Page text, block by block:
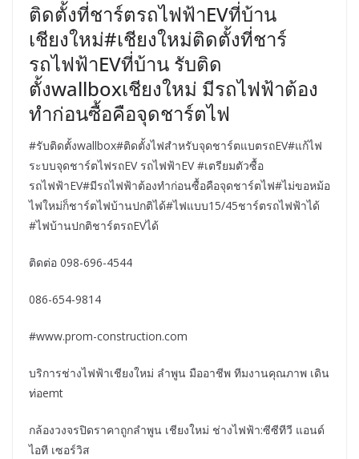
ติดตั้งที่ชาร์ตรถไฟฟ้าEVที่บ้าน
เชียงใหม่#เชียงใหม่ติดตั้งที่ชาร์
รถไฟฟ้าEVที่บ้าน รับติด
ตั้งwallboxเชียงใหม่ มีรถไฟฟ้าต้อง
ทำก่อนซื้อคือจุดชาร์ตไฟ
#รับติดตั้งwallbox#ติดตั้งไฟสำหรับจุดชาร์ตแบตรถEV#แก้ไฟ
ระบบจุดชาร์ตไฟรถEV รถไฟฟ้าEV #เตรียมตัวซื้อ
รถไฟฟ้าEV#มีรถไฟฟ้าต้องทำก่อนซื้อคือจุดชาร์ตไฟ#ไม่ขอหม้อ
ไฟใหม่ก็ชาร์ตไฟบ้านปกติได้#ไฟแบบ15/45ชาร์ตรถไฟฟ้าได้
#ไฟบ้านปกติชาร์ตรถEVได้
ติดต่อ 098-696-4544
086-654-9814
#www.prom-construction.com
บริการช่างไฟฟ้าเชียงใหม่ ลำพูน มืออาชีพ ทีมงานคุณภาพ เดิน
ท่อemt
กล้องวงจรปิดราคาถูกลำพูน เชียงใหม่ ช่างไฟฟ้า:ซีซีทีวี แอนด์
ไอที เซอร์วิส